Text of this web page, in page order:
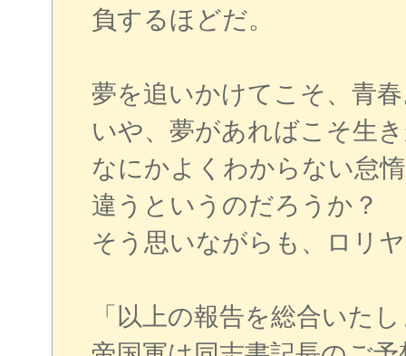
負するほどだ。
夢を追いかけてこそ、青
いや、夢があればこそ生
なにかよくわからない怠
違うというのだろうか？
そう思いながらも、ロリ
「以上の報告を総合いた